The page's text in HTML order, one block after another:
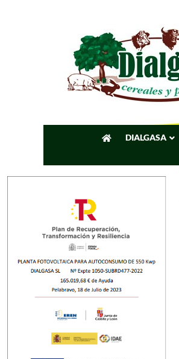
DIALGASA